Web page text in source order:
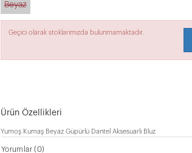
Beyaz
Geçici olarak stoklarımızda bulunmamaktadır.
Ürün Özellikleri
Yumoş Kumaş Beyaz Güpürlü Dantel Aksesuarlı Bluz
Yorumlar(0)